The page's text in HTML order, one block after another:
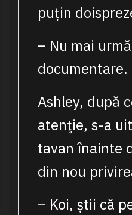
puțin
– Nu mai
documentare.
Ashley, după
atenţie, s-a
tavan înainte
din nou
– Koi, știi că